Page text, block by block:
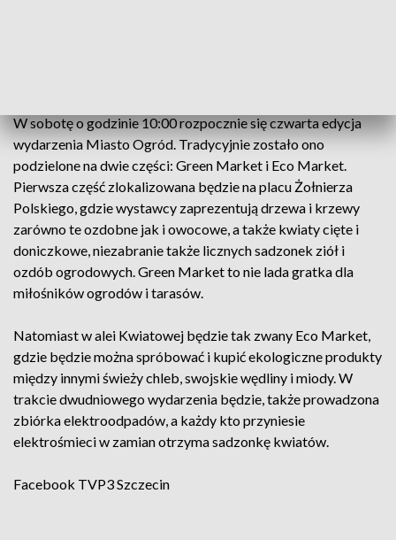
W sobotę o godzinie 10:00 rozpocznie się czwarta edycja
wydarzenia Miasto Ogród. Tradycyjnie zostało ono
podzielone na dwie części: Green Market i Eco Market.
Pierwsza część zlokalizowana będzie na placu Żołnierza
Polskiego, gdzie wystawcy zaprezentują drzewa i krzewy
zarówno te ozdobne jak i owocowe, a także kwiaty cięte i
doniczkowe, niezabranie także licznych sadzonek ziół i
ozdób ogrodowych. Green Market to nie lada gratka dla
miłośników ogrodów i tarasów.
Natomiast w alei Kwiatowej będzie tak zwany Eco Market,
gdzie będzie można spróbować i kupić ekologiczne produkty
między innymi świeży chleb, swojskie wędliny i miody. W
trakcie dwudniowego wydarzenia będzie, także prowadzona
zbiórka elektroodpadów, a każdy kto przyniesie
elektrośmieci w zamian otrzyma sadzonkę kwiatów.
Facebook TVP3 Szczecin